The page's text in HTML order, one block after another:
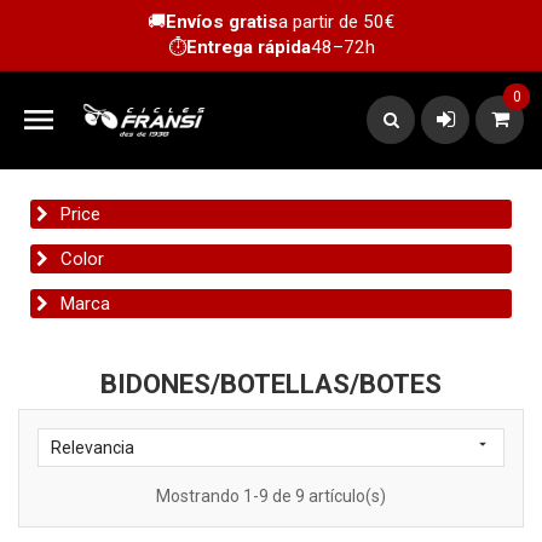
🚚Envíos gratisa partir de 50€
⏱️Entrega rápida48–72h

0
Price
Color
Marca
BIDONES/BOTELLAS/BOTES
Relevancia 
Mostrando 1-9 de 9 artículo(s)